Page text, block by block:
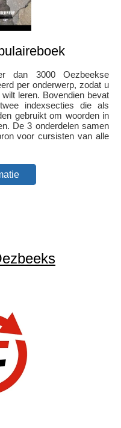
dan 3000 Oezbeekse
per onderwerp, zodat u
leren. Bovendien bevat
indexsecties die als
gebruikt om woorden in
De 3 onderdelen samen
voor cursisten van alle